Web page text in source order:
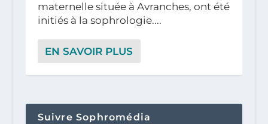
maternelle située à Avranches, ont été
initiés à la sophrologie....
EN SAVOIR PLUS
Suivre Sophromédia